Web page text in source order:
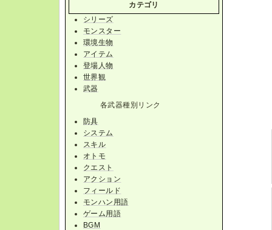
カテゴリ
シリーズ
モンスター
環境生物
アイテム
登場人物
世界観
武器
各武器種別リンク
防具
システム
スキル
オトモ
クエスト
アクション
フィールド
モンハン用語
ゲーム用語
BGM